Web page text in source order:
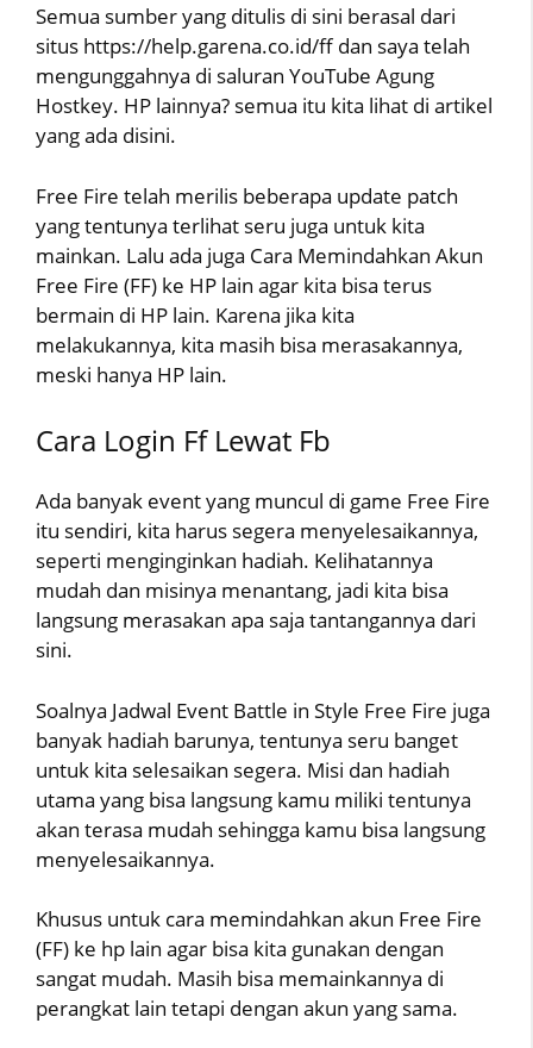
Semua sumber yang ditulis di sini berasal dari
situs https://help.garena.co.id/ff dan saya telah
mengunggahnya di saluran YouTube Agung
Hostkey. HP lainnya? semua itu kita lihat di artikel
yang ada disini.
Free Fire telah merilis beberapa update patch
yang tentunya terlihat seru juga untuk kita
mainkan. Lalu ada juga Cara Memindahkan Akun
Free Fire (FF) ke HP lain agar kita bisa terus
bermain di HP lain. Karena jika kita
melakukannya, kita masih bisa merasakannya,
meski hanya HP lain.
Cara Login Ff Lewat Fb
Ada banyak event yang muncul di game Free Fire
itu sendiri, kita harus segera menyelesaikannya,
seperti menginginkan hadiah. Kelihatannya
mudah dan misinya menantang, jadi kita bisa
langsung merasakan apa saja tantangannya dari
sini.
Soalnya Jadwal Event Battle in Style Free Fire juga
banyak hadiah barunya, tentunya seru banget
untuk kita selesaikan segera. Misi dan hadiah
utama yang bisa langsung kamu miliki tentunya
akan terasa mudah sehingga kamu bisa langsung
menyelesaikannya.
Khusus untuk cara memindahkan akun Free Fire
(FF) ke hp lain agar bisa kita gunakan dengan
sangat mudah. Masih bisa memainkannya di
perangkat lain tetapi dengan akun yang sama.